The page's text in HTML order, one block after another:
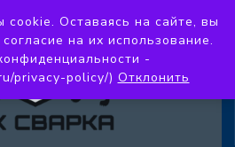
Оставаясь на сайте, вы
на их использование.
-
privacy-policy/) Отклонить